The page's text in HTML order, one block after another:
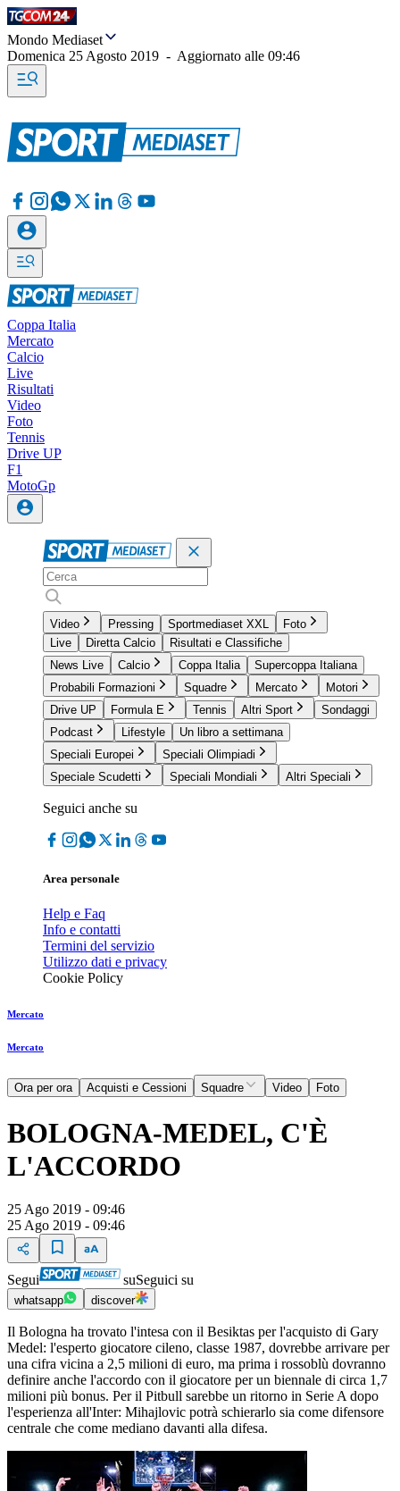
Mondo Mediaset
Domenica 25 Agosto 2019 - Aggiornato alle 09:46
Coppa Italia
Mercato
Calcio
Live
Risultati
Video
Foto
Tennis
Drive UP
F1
MotoGp
Video Pressing Sportmediaset XXL
Foto
Live
Diretta Calcio
Risultati e Classifiche
News Live
Calcio Coppa Italia
Supercoppa Italiana
Probabili Formazioni
Squadre Mercato
Motori
Drive UP
Formula E Tennis Altri Sport
Sondaggi
Podcast
Lifestyle
Un libro a settimana
Speciali Europei
Speciali Olimpiadi
Speciale Scudetti
Speciali Mondiali Altri Speciali
Seguici anche su
Area personale
Help e Faq
Info e contatti
Termini del servizio
Utilizzo dati e privacy
Cookie Policy
Mercato
Mercato
Ora per ora Acquisti e Cessioni Squadre Video Foto
BOLOGNA-MEDEL, C'È
L'ACCORDO
25 Ago 2019 - 09:46
25 Ago 2019 - 09:46
Segui suSeguici su
whatsapp discover
Il Bologna ha trovato l'intesa con il Besiktas per l'acquisto di Gary
Medel: l'esperto giocatore cileno, classe 1987, dovrebbe arrivare per
una cifra vicina a 2,5 milioni di euro, ma prima i rossoblù dovranno
definire anche l'accordo con il giocatore per un biennale di circa 1,7
milioni più bonus. Per il Pitbull sarebbe un ritorno in Serie A dopo
l'esperienza all'Inter: Mihajlovic potrà schierarlo sia come difensore
centrale che come mediano davanti alla difesa.